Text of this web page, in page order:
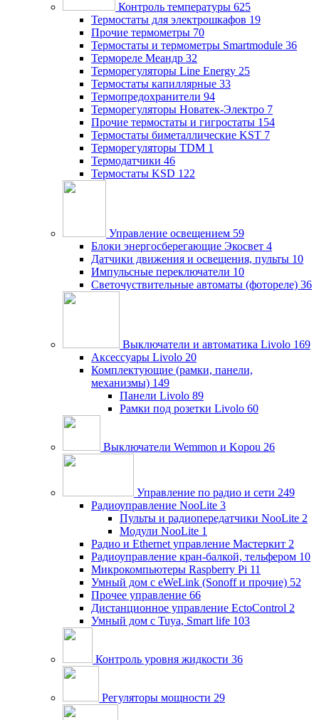
Контроль температуры 625
Термостаты для электрошкафов 19
Прочие термометры 70
Термостаты и термометры Smartmodule 36
Термореле Меандр 32
Терморегуляторы Line Energy 25
Термостаты капиллярные 33
Термопредохранители 94
Терморегуляторы Новатек-Электро 7
Прочие термостаты и гигростаты 154
Термостаты биметаллические KST 7
Терморегуляторы TDM 1
Термодатчики 46
Термостаты KSD 122
Управление освещением 59
Блоки энергосберегающие Экосвет 4
Датчики движения и освещения, пульты 10
Импульсные переключатели 10
Светочуствительные автоматы (фотореле) 36
Выключатели и автоматика Livolo 169
Аксессуары Livolo 20
Комплектующие (рамки, панели,
механизмы) 149
Панели Livolo 89
Рамки под розетки Livolo 60
Выключатели Wemmon и Kopou 26
Управление по радио и сети 249
Радиоуправление NooLite 3
Пульты и радиопередатчики NooLite 2
Модули NooLite 1
Радио и Ethernet управление Мастеркит 2
Радиоуправление кран-балкой, тельфером 10
Микрокомпьютеры Raspberry Pi 11
Умный дом c eWeLink (Sonoff и прочие) 52
Прочее управление 66
Дистанционное управление EctoControl 2
Умный дом с Tuya, Smart life 103
Контроль уровня жидкости 36
Регуляторы мощности 29